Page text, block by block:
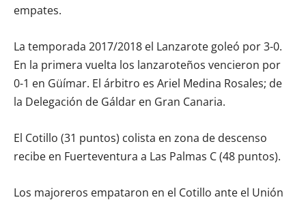
empates.
La temporada 2017/2018 el Lanzarote goleó por 3-0.
En la primera vuelta los lanzaroteños vencieron por
0-1 en Güímar. El árbitro es Ariel Medina Rosales; de
la Delegación de Gáldar en Gran Canaria.
El Cotillo (31 puntos) colista en zona de descenso
recibe en Fuerteventura a Las Palmas C (48 puntos).
Los majoreros empataron en el Cotillo ante el Unión